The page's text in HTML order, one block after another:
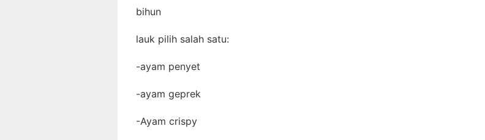
bihun
lauk pilih salah satu:
-ayam penyet
-ayam geprek
-Ayam crispy